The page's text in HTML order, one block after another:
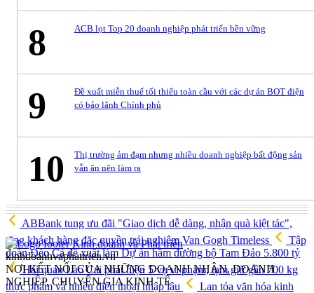
8 ACB lọt Top 20 doanh nghiệp phát triển bền vững
9
Đề xuất miễn thuế tối thiểu toàn cầu với các dự án BOT điện
có bảo lãnh Chính phủ
10
Thị trường ảm đạm nhưng nhiều doanh nghiệp bất động sản
vẫn ăn nên làm ra
ABBank tung ưu đãi "Giao dịch dễ dàng, nhận quà kiệt tác",
tặng khách hàng đặc quyền trải nghiệm Van Gogh Timeless
Tập
đoàn Đèo Cả đề xuất làm Dự án hầm đường bộ Tam Đảo 5.800 tỷ
Hải quan Lào Cai phát hiện 5 vụ vi phạm, tạm giữ gần 700 kg
thực phẩm và nhiều điện thoại nhập lậu
Lan tỏa văn hóa kinh
kinhdoanhvaphattrien.vn
NƠI KẾT NỐI CỦA NHỮNG DOANH NHÂN, DOANH
NGHIỆP, CHUYÊN GIA KINH TẾ